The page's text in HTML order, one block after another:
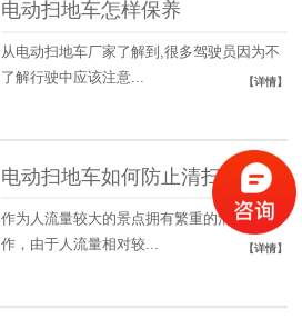
电动扫地车怎样保养
从电动扫地车厂家了解到,很多驾驶员因为不
了解行驶中应该注意...
【详情】
电动扫地车如何防止清扫时灰尘飞扬
作为人流量较大的景点拥有繁重的清理工
作，由于人流量相对较...
【详情】